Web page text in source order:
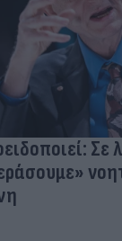
Σε